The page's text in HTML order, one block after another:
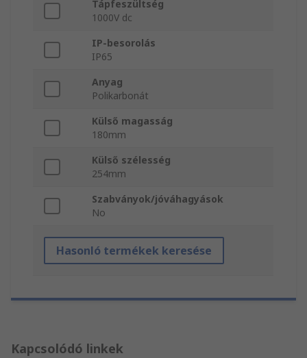
Tápfeszültség
1000V dc
IP-besorolás
IP65
Anyag
Polikarbonát
Külső magasság
180mm
Külső szélesség
254mm
Szabványok/jóváhagyások
No
Hasonló termékek keresése
Kapcsolódó linkek